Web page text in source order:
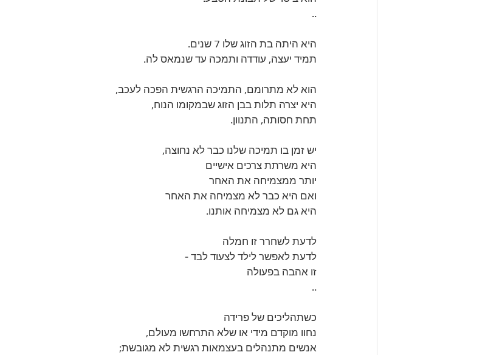
..
היא היתה בת הזוג שלו 7 שנים.
תמיד יעצה, עודדה ותמכה עד שנמאס לה.
הוא לא מתרומם, התמיכה הרגשית הפכה לעכב,
היא יצרה תלות בבן הזוג שבמקומו הנוח,
תחת חסותה, התנוון.
יש זמן בו תמיכה שלנו כבר לא נחוצה,
היא משרתת צרכים אישיים
יותר ממצמיחה את האחר
ואם היא כבר לא מצמיחה את האחר
היא גם לא מצמיחה אותנו.
לדעת לשחרר זו חמלה
לדעת לאפשר לילד לצעוד לבד -
זו אהבה בפעולה
..
כשתהליכים של פרידה
נחוו מוקדם מידי או שלא התרחשו מעולם,
אנשים מתנהלים בעצמאות רגשית לא מגובשת;